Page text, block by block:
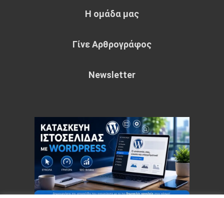
Η ομάδα μας
Γίνε Αρθρογράφος
Newsletter